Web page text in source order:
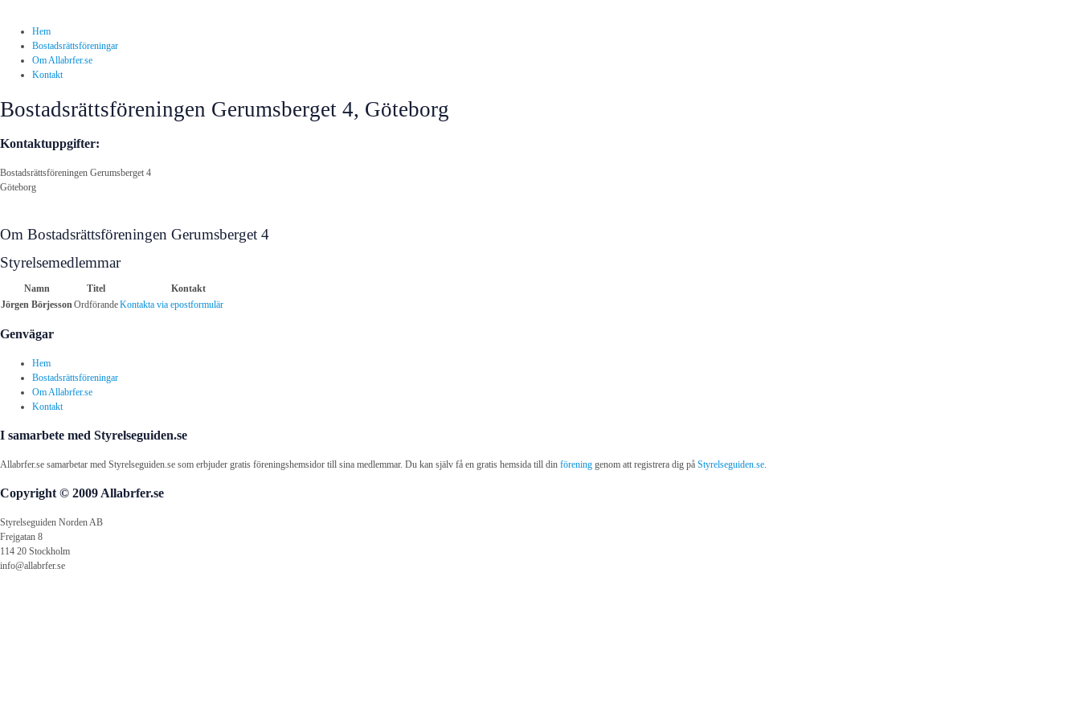
Hem
Bostadsrättsföreningar
Om Allabrfer.se
Kontakt
Bostadsrättsföreningen Gerumsberget 4, Göteborg
Kontaktuppgifter:
Bostadsrättsföreningen Gerumsberget 4
Göteborg
Om Bostadsrättsföreningen Gerumsberget 4
Styrelsemedlemmar
Namn Titel
Kontakt
Jörgen BörjessonOrdförandeKontakta via epostformulär
Genvägar
Hem
Bostadsrättsföreningar
Om Allabrfer.se
Kontakt
I samarbete med Styrelseguiden.se
Allabrfer.se samarbetar med Styrelseguiden.se som erbjuder gratis föreningshemsidor till sina medlemmar. Du kan själv få en gratis hemsida till din förening genom att registrera dig på Styrelseguiden.se.
Copyright © 2009 Allabrfer.se
Styrelseguiden Norden AB
Frejgatan 8
114 20 Stockholm
info@allabrfer.se